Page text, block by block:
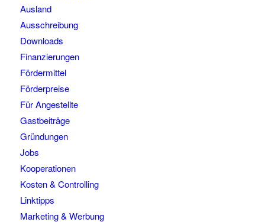
Ausland
Ausschreibung
Downloads
Finanzierungen
Fördermittel
Förderpreise
Für Angestellte
Gastbeiträge
Gründungen
Jobs
Kooperationen
Kosten & Controlling
Linktipps
Marketing & Werbung